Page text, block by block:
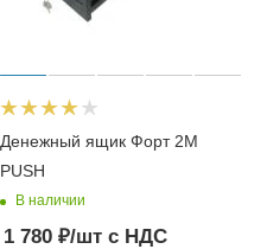
Денежный ящик Форт 2M
PUSH
В наличии
1 780 ₽/шт с НДС